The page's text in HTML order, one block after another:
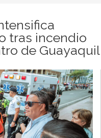
tras incendio
de Guayaquil